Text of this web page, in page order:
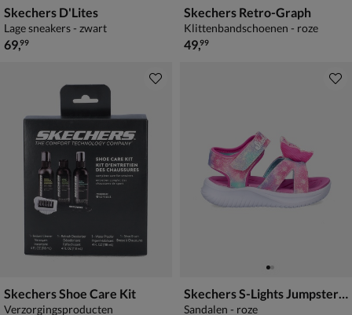
Skechers D'Lites
Lage sneakers - zwart
€ 69,99
69,99
Skechers Retro-Graph
Klittenbandschoenen - roze
€ 49,99
49,99
Skechers Shoe Care Kit
Verzorgingsproducten
Skechers S-Lights Jumpster Butterfly Brites
Sandalen - roze